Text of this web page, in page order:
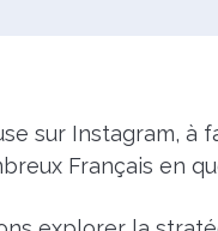
sur Instagram, à
Français en